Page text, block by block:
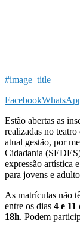
#image_title
Facebook
Estão abertas as
realizadas no
atual gestão, por
Cidadania
expressão artística
para jovens e
As matrículas não
entre os dias 4 e 11
18h. Podem